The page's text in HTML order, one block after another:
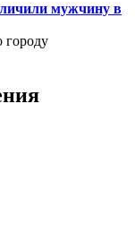
мужчину в